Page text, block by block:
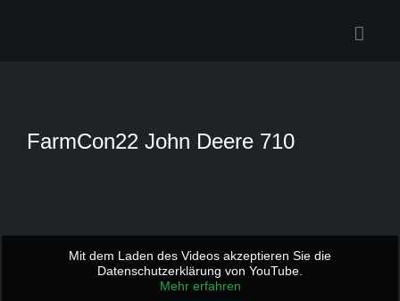
FarmCon22 John Deere 710
Mit dem Laden des Videos akzeptieren Sie die
Datenschutzerklärung von YouTube.
Mehr erfahren